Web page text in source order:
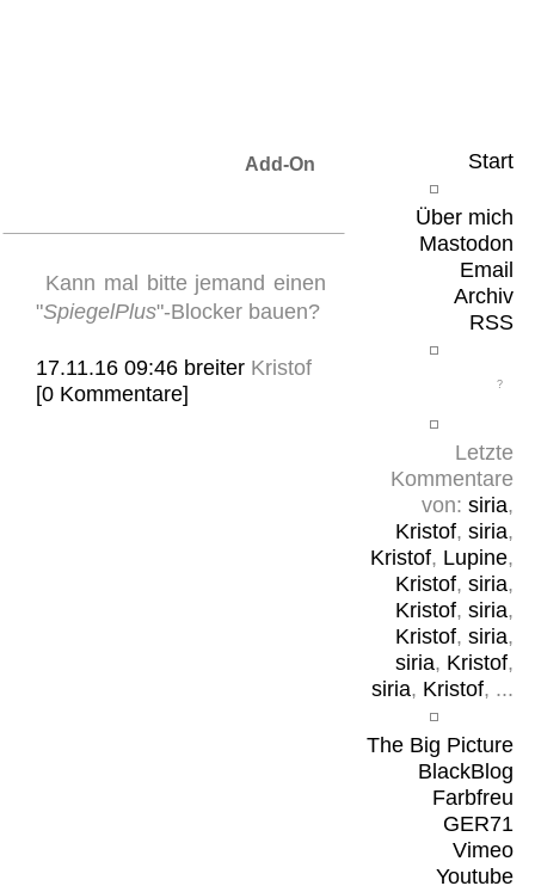
Start
Über mich
Mastodon
Email
Archiv
RSS
Letzte
Kommentare
von: siria,
Kristof, siria,
Kristof, Lupine,
Kristof, siria,
Kristof, siria,
Kristof, siria,
siria, Kristof,
siria, Kristof, ...
The Big Picture
BlackBlog
Farbfreu
GER71
Vimeo
Youtube
Add-On
Kann mal bitte jemand einen
"SpiegelPlus"-Blocker bauen?
17.11.16 09:46 breiter Kristof
[0 Kommentare]